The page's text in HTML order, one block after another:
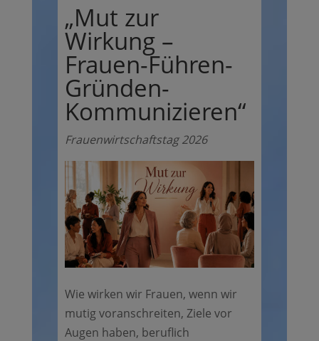
„Mut zur
Wirkung –
Frauen-Führen-
Gründen-
Kommunizieren“
Frauenwirtschaftstag 2026
Wie wirken wir Frauen, wenn wir
mutig voranschreiten, Ziele vor
Augen haben, beruflich